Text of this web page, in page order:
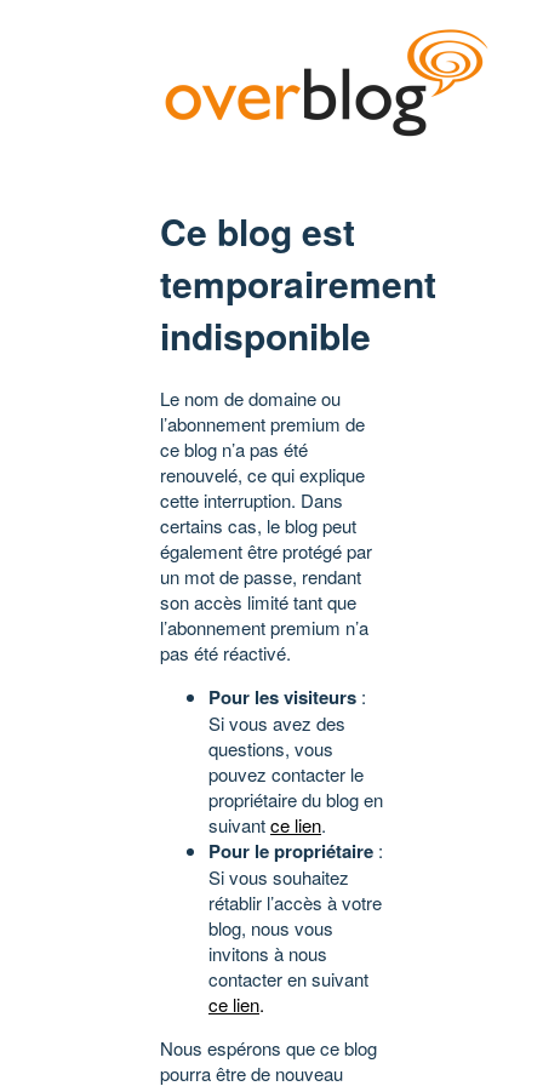
Ce blog est
temporairement
indisponible
Le nom de domaine ou
l’abonnement premium de
ce blog n’a pas été
renouvelé, ce qui explique
cette interruption. Dans
certains cas, le blog peut
également être protégé par
un mot de passe, rendant
son accès limité tant que
l’abonnement premium n’a
pas été réactivé.
Pour les visiteurs :
Si vous avez des
questions, vous
pouvez contacter le
propriétaire du blog en
suivantce lien.
Pour le propriétaire :
Si vous souhaitez
rétablir l’accès à votre
blog, nous vous
invitons à nous
contacter en suivant
ce lien.
Nous espérons que ce blog
pourra être de nouveau